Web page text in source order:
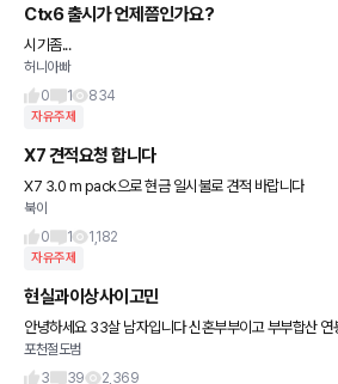
Ctx6 출시가 언제쯤인가요?
시기좀...
허니아빠
0
1 834
자유주제
X7 견적요청 합니다
X7 3.0 m pack으로 현금 일시불로 견적 바랍니다
북이
0
1 1,182
자유주제
현실과이상사이고민
안녕하세요 33살 남자입니다 신혼부부이고 부부합산
살지못해 도움없이결혼하였고 앞으로도 도움은못받습니
니다 현실은 아반떼인데 이상은 그랜
포천절도범
3
39 2,369